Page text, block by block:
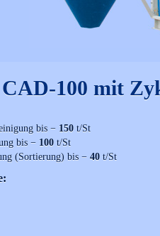
100 mit
bis − 150 t/St
bis − 100 t/St
(Sortierung) bis − 40 t/St